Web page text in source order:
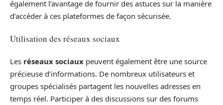
également l’avantage de fournir des astuces sur la manière
d’accéder à ces plateformes de façon sécurisée.
Utilisation des réseaux sociaux
Les réseaux sociaux peuvent également être une source
précieuse d’informations. De nombreux utilisateurs et
groupes spécialisés partagent les nouvelles adresses en
temps réel. Participer à des discussions sur des forums